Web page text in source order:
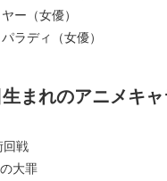
ー（女優）
ラディ（女優）
まれのアニメキャ
回戦
大罪